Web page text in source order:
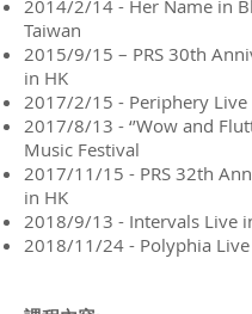
2014/2/14 - Her Name in
Taiwan
2015/9/15 – PRS 30th
in HK
2017/2/15 - Periphery Live
2017/8/13 - ‘’Wow and
Music Festival
2017/11/15 - PRS 32th
in HK
2018/9/13 - Intervals Live
2018/11/24 - Polyphia